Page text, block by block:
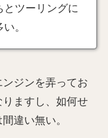
とツーリングに
。
ジンを弄ってお
ますし、如何せ
違い無い。